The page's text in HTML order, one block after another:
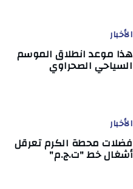
الأخبار
هذا موعد انطلاق الموسم
السياحي الصحراوي
الأخبار
فضلات محطة الكرم تعرقل
أشغال خط "ت.ج.م"